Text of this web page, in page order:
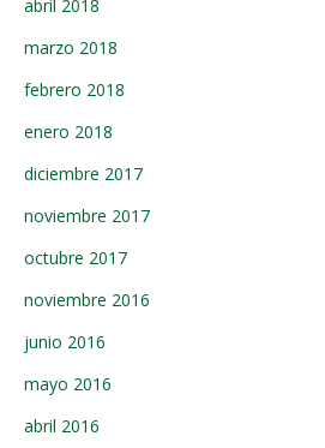
abril 2018
marzo 2018
febrero 2018
enero 2018
diciembre 2017
noviembre 2017
octubre 2017
noviembre 2016
junio 2016
mayo 2016
abril 2016